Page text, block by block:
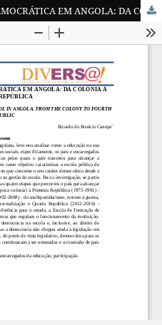
CONSTRUÇÃO DA ESCOLA DEMOCRÁTICA EM ANGOLA: DA COLÓNIA À QUARTA REPÚBLICA